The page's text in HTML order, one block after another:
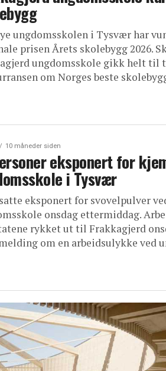
ungdomsskolen i Tysvær har
prisen Årets skolebygg 2026.
ungdomsskole gikk helt til
om Norges beste
10 måneder siden
eksponert for
i Tysvær
eksponert for svovelpulver
onsdag ettermiddag.
rykket ut til Frakkagjerd
om en arbeidsulykke ved